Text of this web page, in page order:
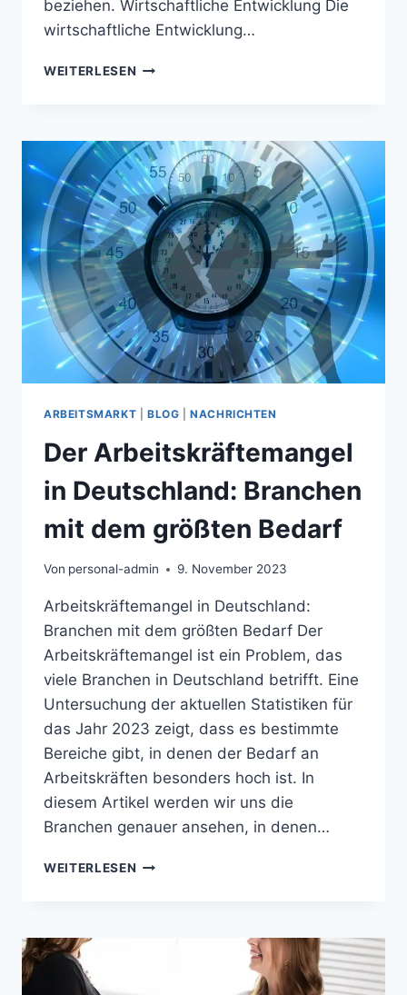
beziehen. Wirtschaftliche Entwicklung Die
wirtschaftliche Entwicklung…
WEITERLESEN DIE
DEUTSCHEN
ARBEITSMARKT
IM
JAHR
2024:
HERAUSFORDERUNGEN
UND
CHANCEN
ARBEITSMARKT BLOG |NACHRICHTEN
Der Arbeitskräftemangel
in Deutschland: Branchen
mit dem größten Bedarf
Von personal-admin 9. November 2023
Arbeitskräftemangel in Deutschland:
Branchen mit dem größten Bedarf Der
Arbeitskräftemangel ist ein Problem, das
viele Branchen in Deutschland betrifft. Eine
Untersuchung der aktuellen Statistiken für
das Jahr 2023 zeigt, dass es bestimmte
Bereiche gibt, in denen der Bedarf an
Arbeitskräften besonders hoch ist. In
diesem Artikel werden wir uns die
Branchen genauer ansehen, in denen…
WEITERLESEN DER